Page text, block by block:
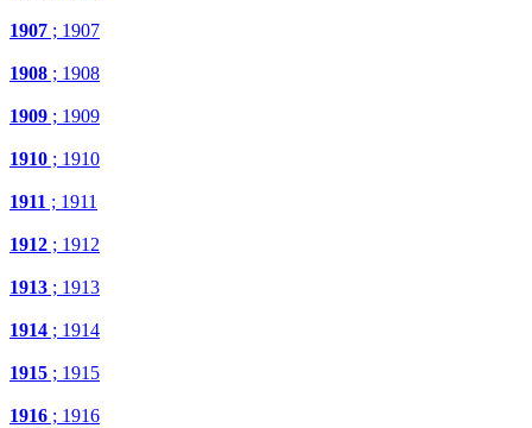
1907 ; 1907
1908 ; 1908
1909 ; 1909
1910 ; 1910
1911 ; 1911
1912 ; 1912
1913 ; 1913
1914 ; 1914
1915 ; 1915
1916 ; 1916